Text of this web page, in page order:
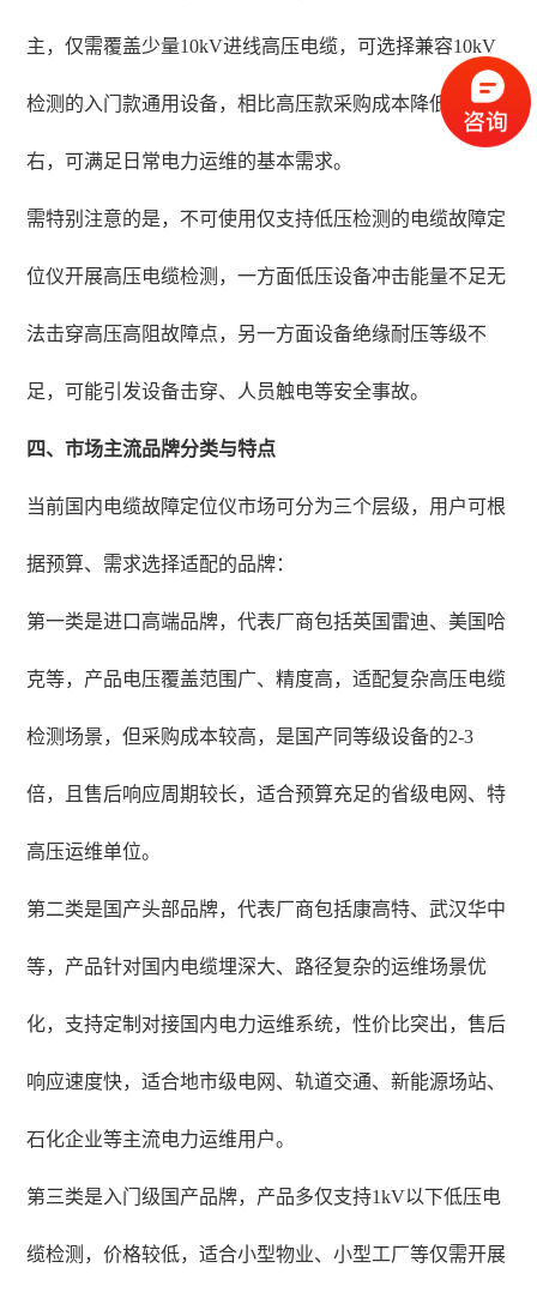
主，仅需覆盖少量10kV进线高压电缆，可选择兼容10kV
检测的入门款通用设备，相比高压款采购成本降低40%左
右，可满足日常电力运维的基本需求。
需特别注意的是，不可使用仅支持低压检测的电缆故障定
位仪开展高压电缆检测，一方面低压设备冲击能量不足无
法击穿高压高阻故障点，另一方面设备绝缘耐压等级不
足，可能引发设备击穿、人员触电等安全事故。
四、市场主流品牌分类与特点
当前国内电缆故障定位仪市场可分为三个层级，用户可根
据预算、需求选择适配的品牌：
第一类是进口高端品牌，代表厂商包括英国雷迪、美国哈
克等，产品电压覆盖范围广、精度高，适配复杂高压电缆
检测场景，但采购成本较高，是国产同等级设备的2-3
倍，且售后响应周期较长，适合预算充足的省级电网、特
高压运维单位。
第二类是国产头部品牌，代表厂商包括康高特、武汉华中
等，产品针对国内电缆埋深大、路径复杂的运维场景优
化，支持定制对接国内电力运维系统，性价比突出，售后
响应速度快，适合地市级电网、轨道交通、新能源场站、
石化企业等主流电力运维用户。
第三类是入门级国产品牌，产品多仅支持1kV以下低压电
缆检测，价格较低，适合小型物业、小型工厂等仅需开展